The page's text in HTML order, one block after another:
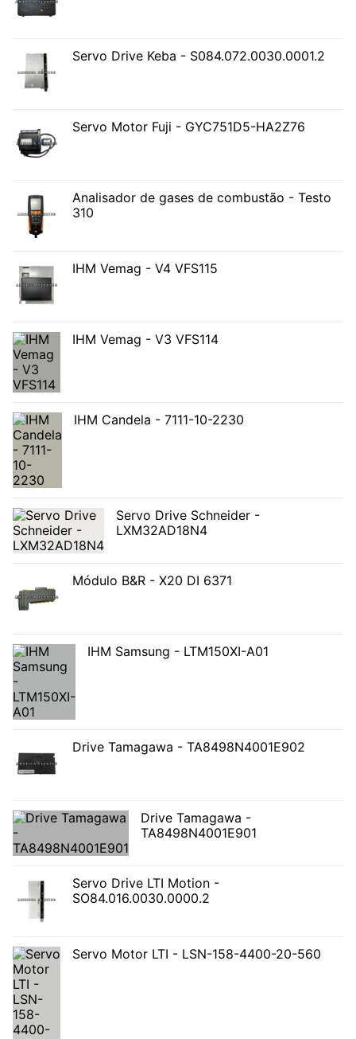
Servo Drive Keba - S084.072.0030.0001.2
Servo Motor Fuji - GYC751D5-HA2Z76
Analisador de gases de combustão - Testo
310
IHM Vemag - V4 VFS115
IHM Vemag - V3 VFS114
IHM Candela - 7111-10-2230
Servo Drive Schneider -
LXM32AD18N4
Módulo B&R - X20 DI 6371
IHM Samsung - LTM150XI-A01
Drive Tamagawa - TA8498N4001E902
Drive Tamagawa -
TA8498N4001E901
Servo Drive LTI Motion -
SO84.016.0030.0000.2
Servo Motor LTI - LSN-158-4400-20-560